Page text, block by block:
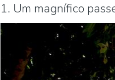
1. Um magnífico